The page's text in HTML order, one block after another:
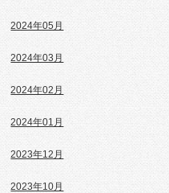
2024年05月
2024年03月
2024年02月
2024年01月
2023年12月
2023年10月